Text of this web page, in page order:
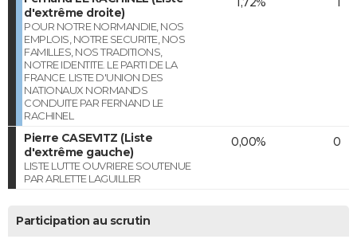
d'extrême droite)
POUR NOTRE NORMANDIE, NOS
EMPLOIS, NOTRE SECURITE, NOS
FAMILLES, NOS TRADITIONS,
NOTRE IDENTITE. LE PARTI DE LA
FRANCE. LISTE D'UNION DES
NATIONAUX NORMANDS
CONDUITE PAR FERNAND LE
RACHINEL
Pierre CASEVITZ (Liste
d'extrême gauche)
LISTE LUTTE OUVRIERE SOUTENUE
PAR ARLETTE LAGUILLER
0,00% 0
Participation au scrutin